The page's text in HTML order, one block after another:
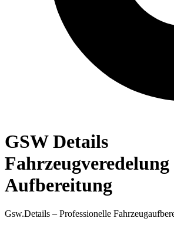
GSW Details
Aufbereitung
Gsw.Details – Professionelle